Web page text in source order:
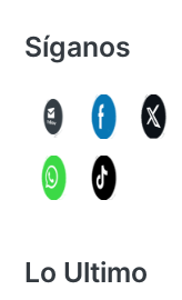
Síganos
Lo Ultimo